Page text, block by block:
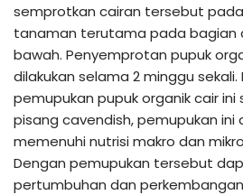
semprotkan cairan tersebut
tanaman terutama pada bagian
bawah. Penyemprotan pupuk
dilakukan selama 2 minggu sekali.
pemupukan pupuk organik cair
pisang cavendish, pemupukan
memenuhi nutrisi makro dan
Dengan pemupukan tersebut
pertumbuhan dan